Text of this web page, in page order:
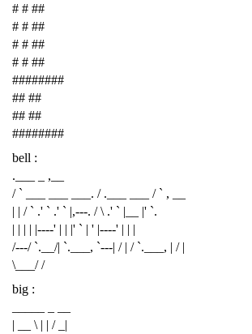
# # ##
# # ##
# # ##
# # ##
########
## ##
## ##
########
bell :
.___ _ ,__
/ ` ___ ___ ___. / .___ ___ / ` , __
| | / ` .' ` .' ` |,---. / \ .' ` |__ |' `.
| | | | |----' | | |' ` | ' |----' | | |
/---/ `.__/| `.___, `---| / | / `.___, | / |
\___/ /
big :
| __ \ | | / _|